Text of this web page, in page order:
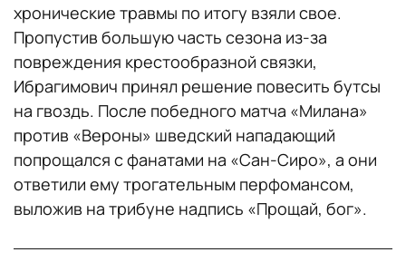
хронические травмы по итогу взяли свое.
Пропустив большую часть сезона из-за
повреждения крестообразной связки,
Ибрагимович принял решение повесить бутсы
на гвоздь. После победного матча «Милана»
против «Вероны» шведский нападающий
попрощался с фанатами на «Сан-Сиро», а они
ответили ему трогательным перфомансом,
выложив на трибуне надпись «Прощай, бог».